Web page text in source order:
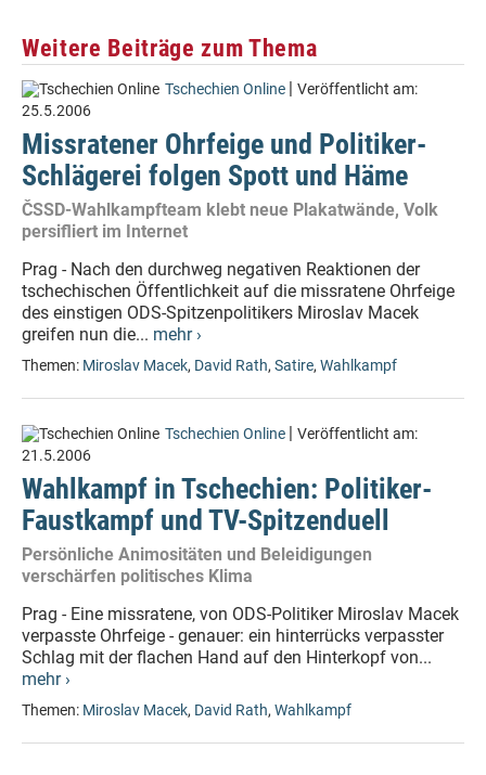
Weitere Beiträge zum Thema
Tschechien Online | Veröffentlicht am:
25.5.2006
Missratener Ohrfeige und Politiker-
Schlägerei folgen Spott und Häme
ČSSD-Wahlkampfteam klebt neue Plakatwände, Volk
persifliert im Internet
Prag - Nach den durchweg negativen Reaktionen der
tschechischen Öffentlichkeit auf die missratene Ohrfeige
des einstigen ODS-Spitzenpolitikers Miroslav Macek
greifen nun die... mehr ›
Themen: Miroslav Macek, David Rath, Satire, Wahlkampf
Tschechien Online | Veröffentlicht am:
21.5.2006
Wahlkampf in Tschechien: Politiker-
Faustkampf und TV-Spitzenduell
Persönliche Animositäten und Beleidigungen
verschärfen politisches Klima
Prag - Eine missratene, von ODS-Politiker Miroslav Macek
verpasste Ohrfeige - genauer: ein hinterrücks verpasster
Schlag mit der flachen Hand auf den Hinterkopf von...
mehr ›
Themen: Miroslav Macek, David Rath, Wahlkampf